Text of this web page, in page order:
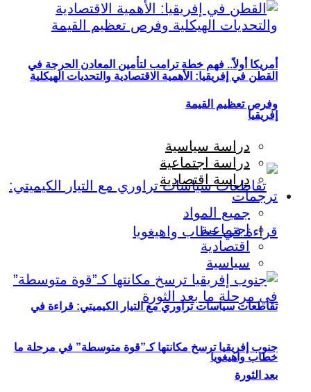
أمريكا أولاً.. فهم خطة ترامب لتأمين المعادن الحرجة في
إفريقيا
تقاطعات سياسات تراوري مع التيار الكيميتي: قراءة في
خطاب واهيغويا
القطن في إفريقيا: الأهمية الاقتصادية والتحديات الهيكلية
وفرص تعظيم القيمة
دراسة سياسية
دراسة اجتماعية
دراسة اقتصادية
ترجمات
جميع المواد
اجتماعية
اقتصادية
سياسية
جنوب إفريقيا ترسخ مكانتها كـ”قوة متوسطة” في مرحلة ما
بعد الثورة